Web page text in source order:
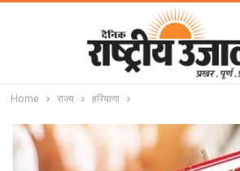
Home राज्य हरियाणा